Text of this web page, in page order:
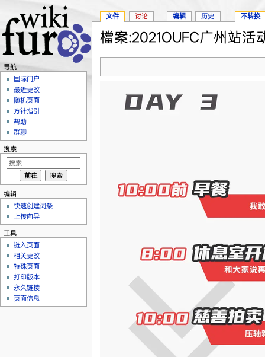
檔案:2021OUFC广州站活
文件 讨论 编辑 历史 不转换
导航
国际门户
最近更改
随机页面
方针指引
帮助
群聊
搜索
编辑
快速创建词条
上传向导
工具
链入页面
相关更改
特殊页面
打印版本
永久链接
页面信息